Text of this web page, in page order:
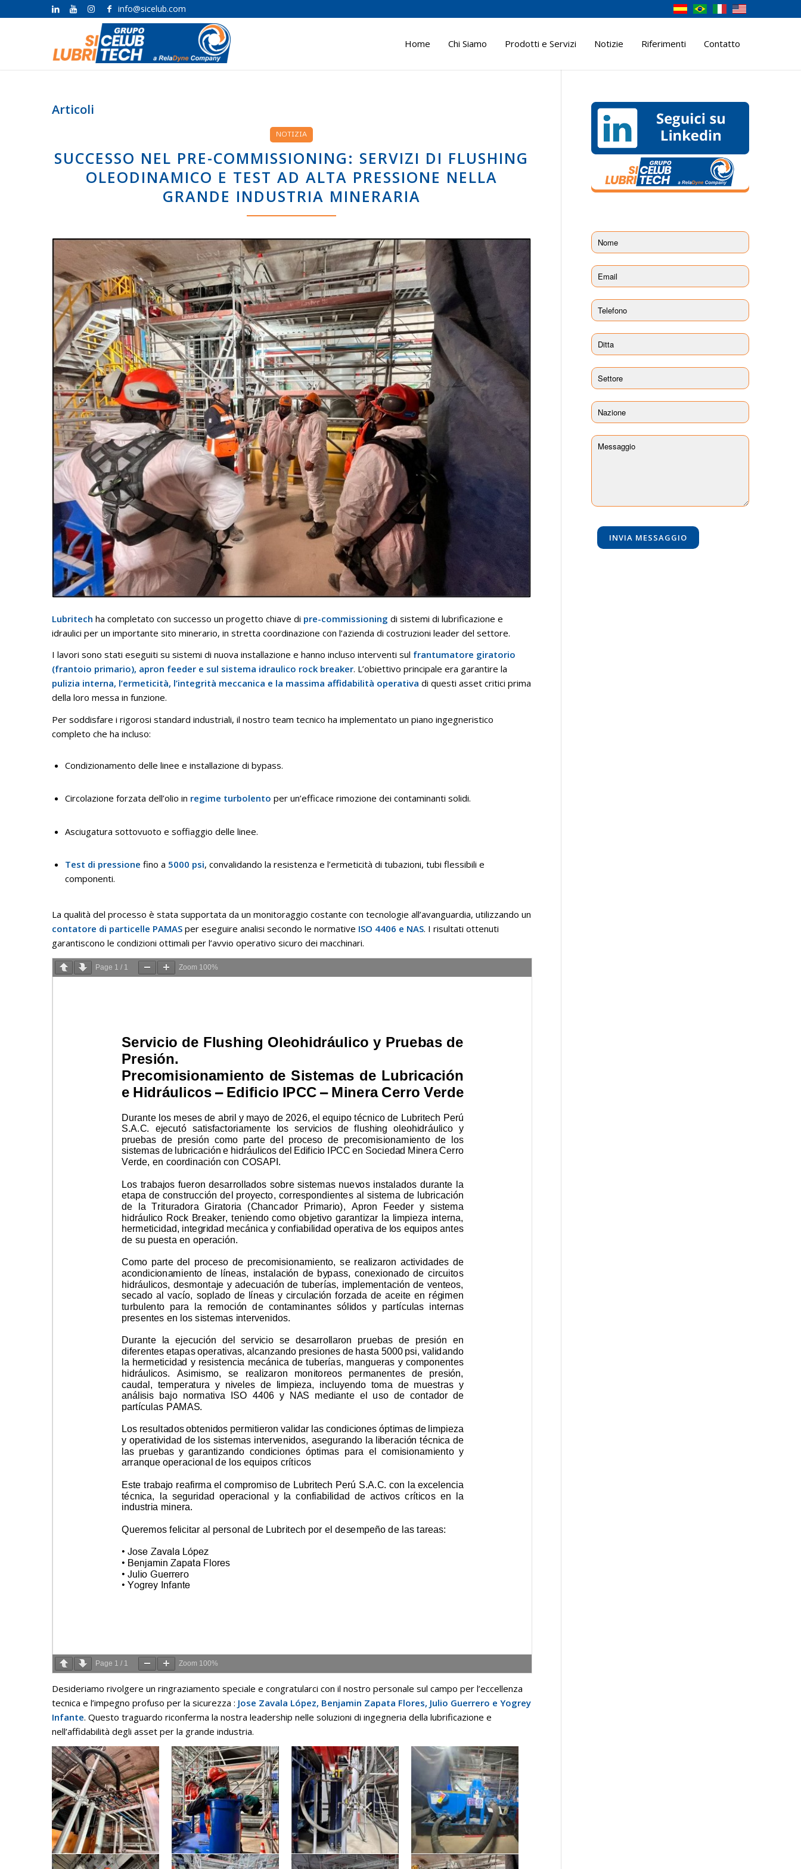
info@sicelub.com
Home Chi Siamo Prodotti e Servizi Notizie Riferimenti Contatto
Articoli
NOTIZIA
SUCCESSO NEL PRE-COMMISSIONING: SERVIZI DI FLUSHING
OLEODINAMICO E TEST AD ALTA PRESSIONE NELLA
GRANDE INDUSTRIA MINERARIA
Lubritech ha completato con successo un progetto chiave di pre-commissioning di sistemi di lubrificazione e
idraulici per un importante sito minerario, in stretta coordinazione con l’azienda di costruzioni leader del settore.
I lavori sono stati eseguiti su sistemi di nuova installazione e hanno incluso interventi sul frantumatore giratorio
(frantoio primario), apron feeder e sul sistema idraulico rock breaker. L’obiettivo principale era garantire la
pulizia interna, l’ermeticità, l’integrità meccanica e la massima affidabilità operativa di questi asset critici prima
della loro messa in funzione.
Per soddisfare i rigorosi standard industriali, il nostro team tecnico ha implementato un piano ingegneristico
completo che ha incluso:
Condizionamento delle linee e installazione di bypass.
Circolazione forzata dell’olio in regime turbolento per un’efficace rimozione dei contaminanti solidi.
Asciugatura sottovuoto e soffiaggio delle linee.
Test di pressione fino a 5000 psi, convalidando la resistenza e l’ermeticità di tubazioni, tubi flessibili e
componenti.
La qualità del processo è stata supportata da un monitoraggio costante con tecnologie all’avanguardia, utilizzando un
contatore di particelle PAMAS per eseguire analisi secondo le normative ISO 4406 e NAS. I risultati ottenuti
garantiscono le condizioni ottimali per l’avvio operativo sicuro dei macchinari.
Page 1 / 1 Zoom 100%
Page 1 / 1 Zoom 100%
Desideriamo rivolgere un ringraziamento speciale e congratularci con il nostro personale sul campo per l’eccellenza
tecnica e l’impegno profuso per la sicurezza : Jose Zavala López, Benjamin Zapata Flores, Julio Guerrero e Yogrey
Infante. Questo traguardo riconferma la nostra leadership nelle soluzioni di ingegneria della lubrificazione e
nell’affidabilità degli asset per la grande industria.